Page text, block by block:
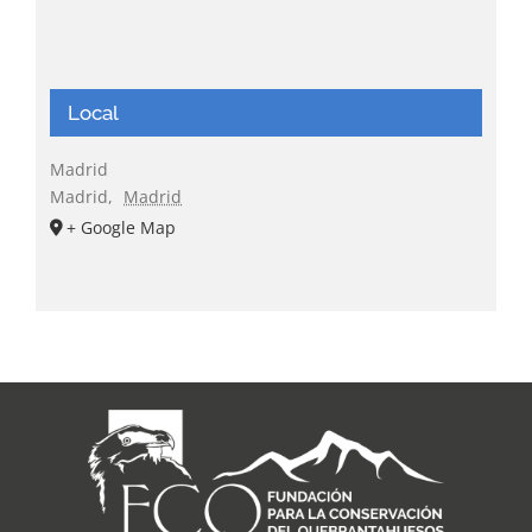
Local
Madrid
Madrid, Madrid
+ Google Map